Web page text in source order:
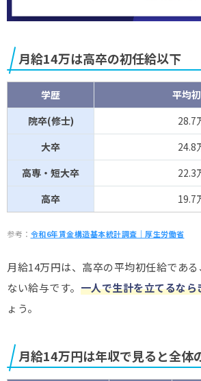
月給14万は高卒の初任給以下
学歴
平均
院卒(修士)
28.7
大卒
24.8
高専・短大卒
22.3
高卒
19.7
参考： 令和6年賃金構造基本統計調査｜厚生労働省
月給14万円は、高卒の平均初任給であ
ない給与です。 一人で生計を立てるなら
ょう。
月給14万円は年収で見ると全体